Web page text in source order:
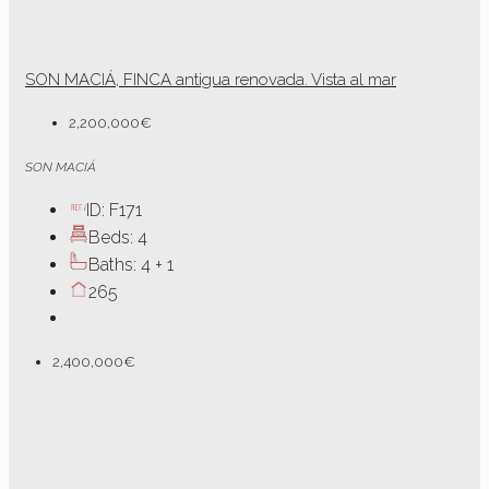
SON MACIÁ, FINCA antigua renovada. Vista al mar
2,200,000€
SON MACIÁ
ID: F171
Beds: 4
Baths: 4 + 1
265
2,400,000€